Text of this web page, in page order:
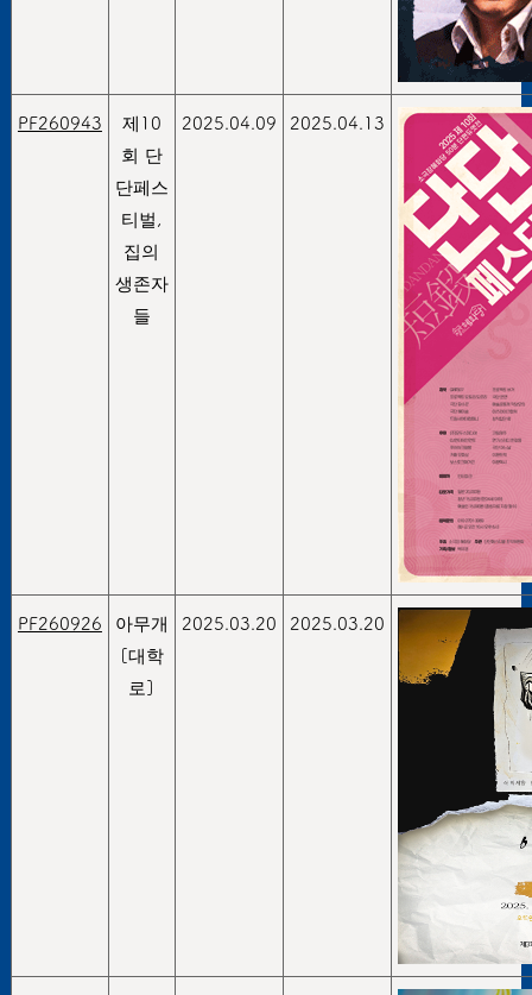
PF260943
제10
회 단
단페스
티벌,
집의
생존자
들
2025.04.09 2025.04.13
PF260926
아무개
[대학
로]
2025.03.20 2025.03.20